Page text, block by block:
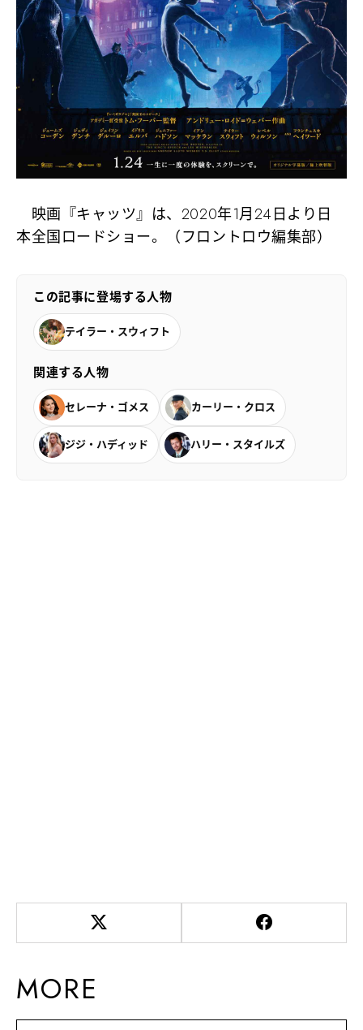
映画『キャッツ』は、2020年1月24日より日
本全国ロードショー。（フロントロウ編集部）
この記事に登場する人物
テイラー・スウィフト
関連する人物
セレーナ・ゴメス カーリー・クロス
ジジ・ハディッド ハリー・スタイルズ
MORE